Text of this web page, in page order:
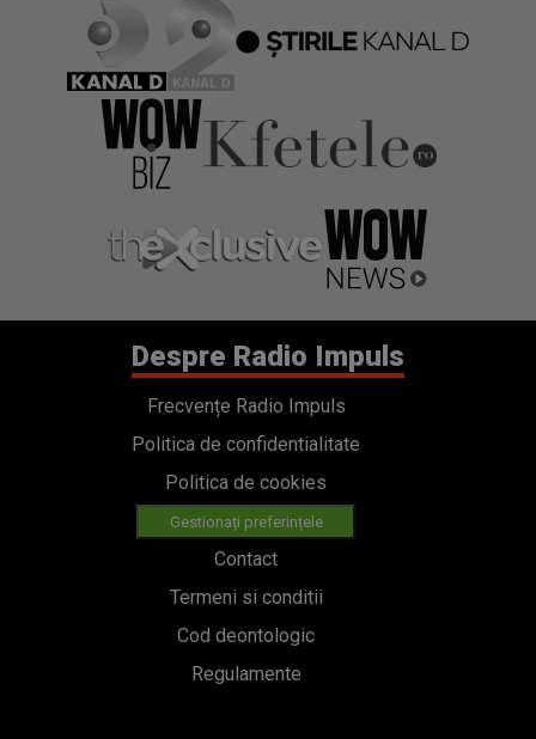
Despre Radio Impuls
Frecvențe Radio Impuls
Politica de confidentialitate
Politica de cookies
Gestionați preferințele
Contact
Termeni si conditii
Cod deontologic
Regulamente